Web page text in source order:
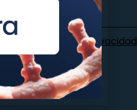
Política de privacidad